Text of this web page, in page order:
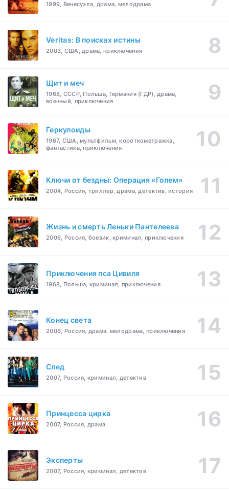
1999, Венесуэла, драма, мелодрама
Veritas: В поисках истины
2003, США, драма, приключения
Щит и меч
1968, СССР, Польша, Германия (ГДР), драма,
военный, приключения
Геркулоиды
1967, США, мультфильм, короткометражка,
фантастика, приключения
Ключи от бездны: Операция «Голем»
2004, Россия, триллер, драма, детектив, история
Жизнь и смерть Леньки Пантелеева
2006, Россия, боевик, криминал, приключения
Приключения пса Цивиля
1968, Польша, криминал, приключения
Конец света
2006, Россия, драма, мелодрама, приключения
След
2007, Россия, криминал, детектив
Принцесса цирка
2007, Россия, драма
Эксперты
2007, Россия, криминал, детектив